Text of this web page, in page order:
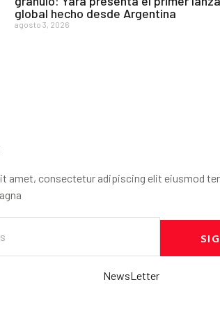
global hecho desde Argentina
agosto 3, 2026
amet, consectetur adipiscing elit eiusmod
NewsLetter